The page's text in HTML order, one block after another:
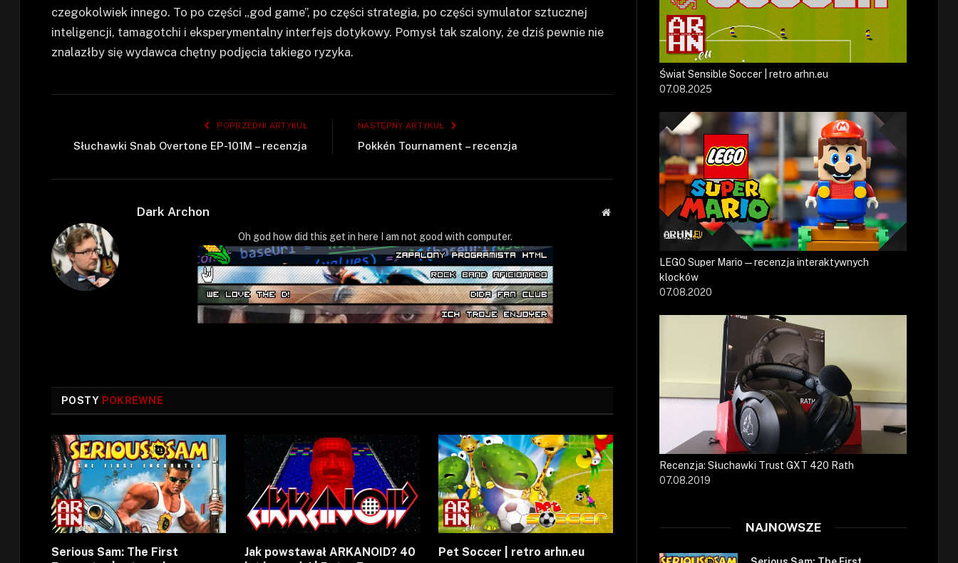
czegokolwiek innego. To po części „god game”, po części strategia, po części symulator sztucznej
inteligencji, tamagotchi i eksperymentalny interfejs dotykowy. Pomysł tak szalony, że dziś pewnie nie
znalazłby się wydawca chętny podjęcia takiego ryzyka.
POPRZEDNI ARTYKUŁ
Słuchawki Snab Overtone EP-101M – recenzja
NASTĘPNY ARTYKUŁ
Pokkén Tournament – recenzja
Dark Archon
Strona
Oh god how did this get in here I am not good with computer.
POSTY POKREWNE
Serious Sam: The First
Jak powstawał ARKANOID? 40
Pet Soccer | retro arhn.eu
Świat Sensible Soccer | retro arhn.eu
07.08.2025
LEGO Super Mario — recenzja interaktywnych
klocków
07.08.2020
Recenzja: Słuchawki Trust GXT 420 Rath
07.08.2019
NAJNOWSZE